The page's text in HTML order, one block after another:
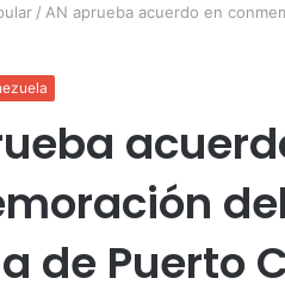
/ AN aprueba acuerdo en
de Puerto